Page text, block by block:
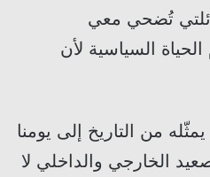
تُضحي معي
السياسية لأن
من التاريخ إلى يومنا
الخارجي والداخلي لا